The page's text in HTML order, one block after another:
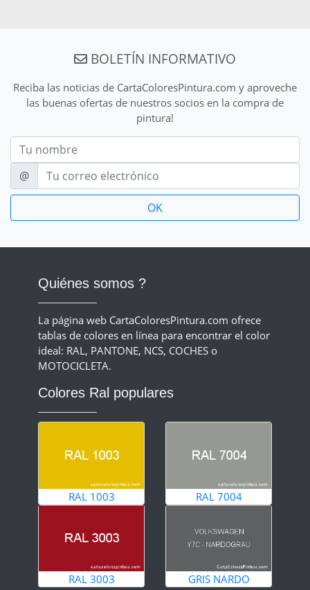
BOLETÍN INFORMATIVO
Reciba las noticias de CartaColoresPintura.com y aproveche
las buenas ofertas de nuestros socios en la compra de
pintura!
Nom
E-mail
@
Quiénes somos ?
La página web CartaColoresPintura.com ofrece
tablas de colores en línea para encontrar el color
ideal: RAL, PANTONE, NCS, COCHES o
MOTOCICLETA.
Colores Ral populares
RAL 1003 RAL 7004
RAL 3003 GRIS NARDO